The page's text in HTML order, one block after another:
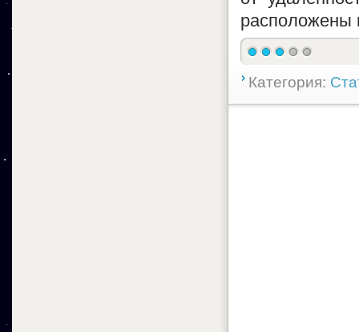
расположены
Категория: